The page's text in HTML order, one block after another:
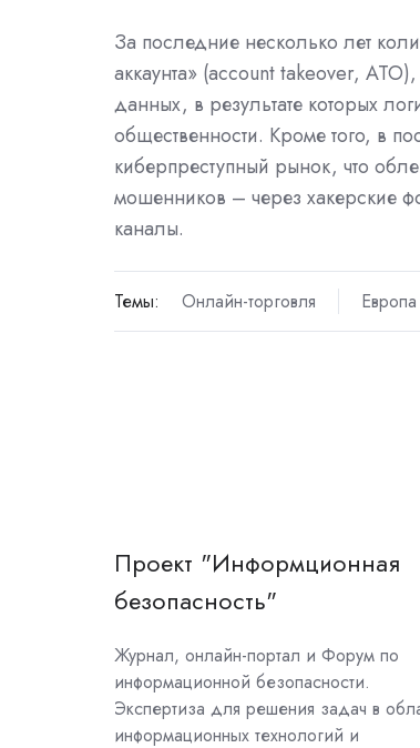
За последние несколько лет
аккаунта» (account takeover,
данных, в результате которых
общественности. Кроме того, в
киберпреступный рынок, что
мошенников – через хакерские
каналы.
Темы: Онлайн-торговля Европа
Проект "Информционная
безопасность"
Журнал, онлайн-портал и Форум по
информационной безопасности.
Экспертиза для решения задач в
информационных технологий и